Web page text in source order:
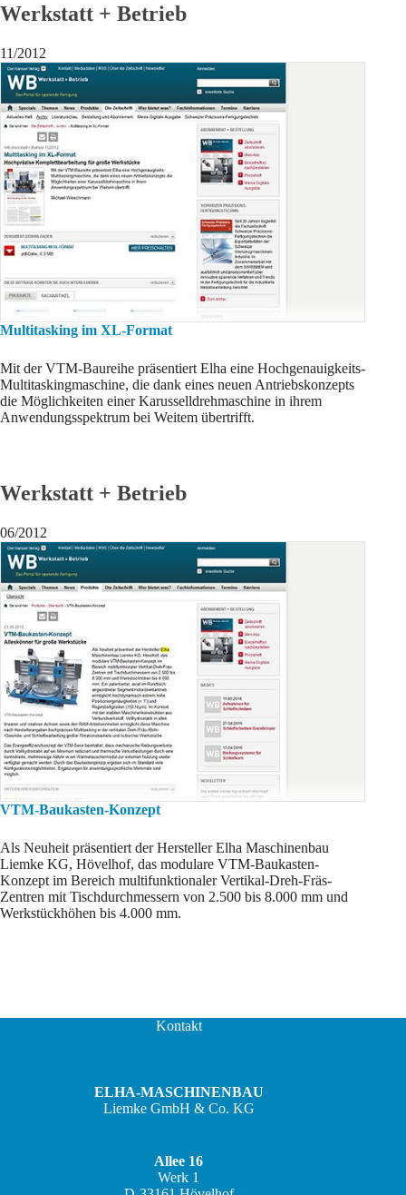
Werkstatt + Betrieb
11/2012
Multitasking im XL-Format
Mit der VTM-Baureihe präsentiert Elha eine Hochgenauigkeits-
Multitaskingmaschine, die dank eines neuen Antriebskonzepts
die Möglichkeiten einer Karusselldrehmaschine in ihrem
Anwendungsspektrum bei Weitem übertrifft.
Werkstatt + Betrieb
06/2012
VTM-Baukasten-Konzept
Als Neuheit präsentiert der Hersteller Elha Maschinenbau
Liemke KG, Hövelhof, das modulare VTM-Baukasten-
Konzept im Bereich multifunktionaler Vertikal-Dreh-Fräs-
Zentren mit Tischdurchmessern von 2.500 bis 8.000 mm und
Werkstückhöhen bis 4.000 mm.
Kontakt
ELHA-MASCHINENBAU
Liemke GmbH & Co. KG
Allee 16
Werk 1